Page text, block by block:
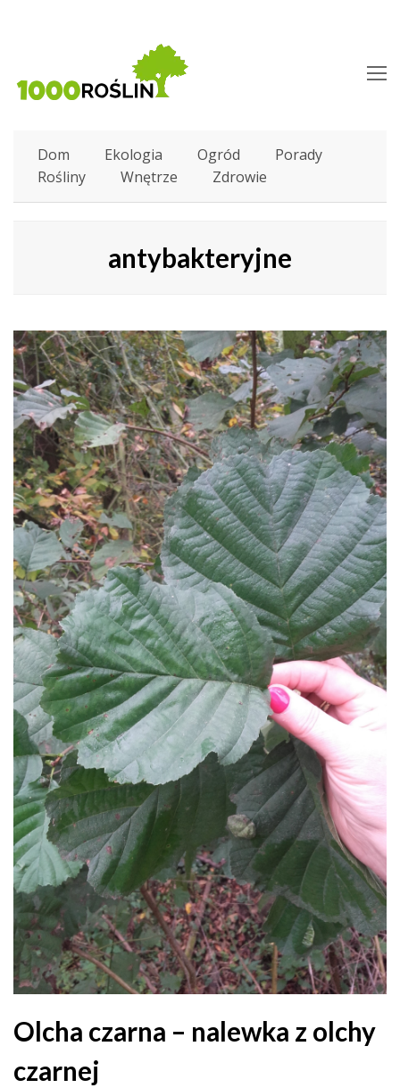
Dom Ekologia Ogród
Porady
Rośliny
Wnętrze Zdrowie
antybakteryjne
Olcha czarna – nalewka z olchy
czarnej